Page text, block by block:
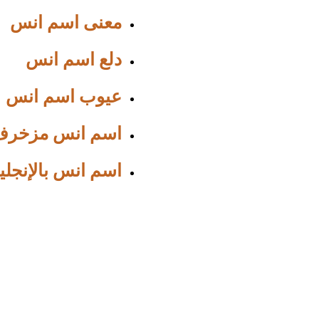
معنى اسم انس
دلع اسم انس
عيوب اسم انس
اسم انس
اسم انس